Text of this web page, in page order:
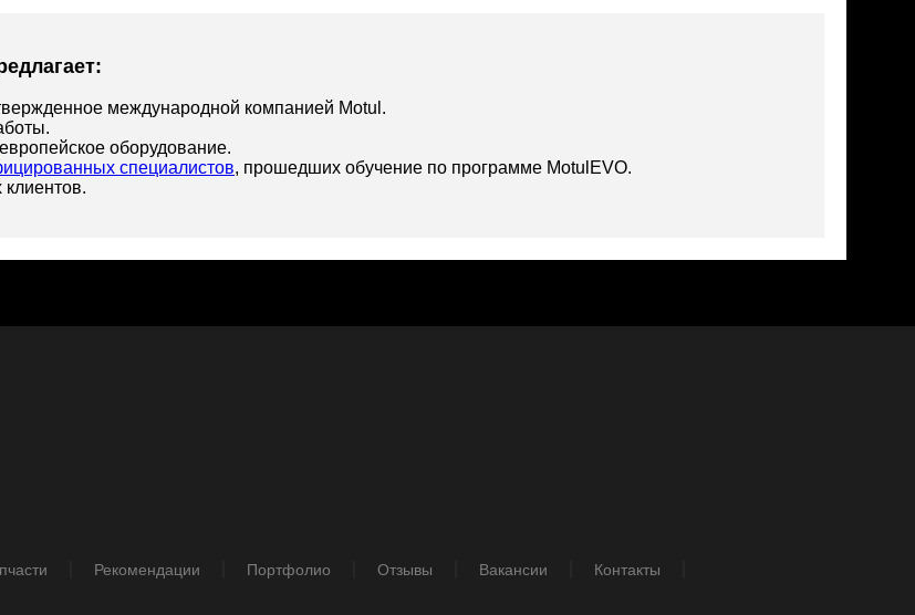
международной компанией Motul.
оборудование.
специалистов, прошедших обучение по программе MotulEVO.
Рекомендации Портфолио Отзывы Вакансии Контакты